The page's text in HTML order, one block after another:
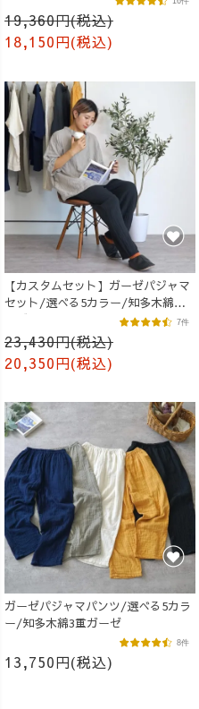
19,360円(税込)
18,150円(税込)
【カスタムセット】ガーゼパジャマ
セット/選べる5カラー/知多木綿ガ
ーゼ
23,430円(税込)
20,350円(税込)
7件
ガーゼパジャマパンツ/選べる5カラ
ー/知多木綿3重ガーゼ
13,750円(税込)
8件